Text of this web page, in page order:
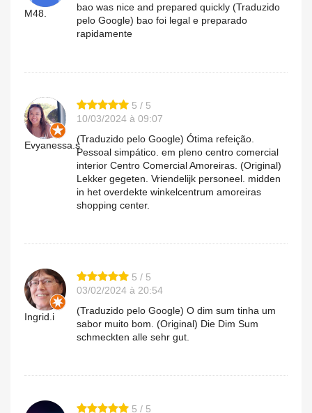
M48.
bao was nice and prepared quickly (Traduzido
pelo Google) bao foi legal e preparado
rapidamente
Evyanessa.s
5 / 5
10/03/2024 à 09:07
(Traduzido pelo Google) Ótima refeição.
Pessoal simpático. em pleno centro comercial
interior Centro Comercial Amoreiras. (Original)
Lekker gegeten. Vriendelijk personeel. midden
in het overdekte winkelcentrum amoreiras
shopping center.
Ingrid.i
5 / 5
03/02/2024 à 20:54
(Traduzido pelo Google) O dim sum tinha um
sabor muito bom. (Original) Die Dim Sum
schmeckten alle sehr gut.
5 / 5